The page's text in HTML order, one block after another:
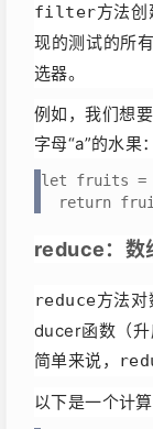
filter方法
现的测试的所
选器。
例如，我们想
字母“a”的水果：
let fruits
return
reduce：数
reduce方法
ducer函数（升
简单来说，
以下是一个计